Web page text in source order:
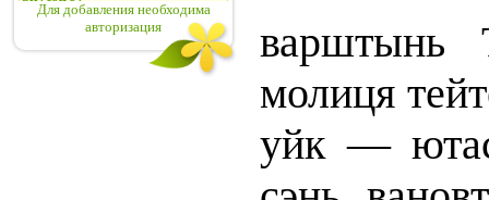
Для добавления необходима
авторизация
варштынь
молиця
уйк —